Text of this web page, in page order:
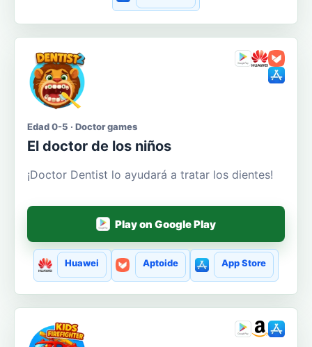
Edad 0-5 · Doctor games
El doctor de los niños
¡Doctor Dentist lo ayudará a tratar los dientes!
Play on Google Play
Huawei Aptoide App Store